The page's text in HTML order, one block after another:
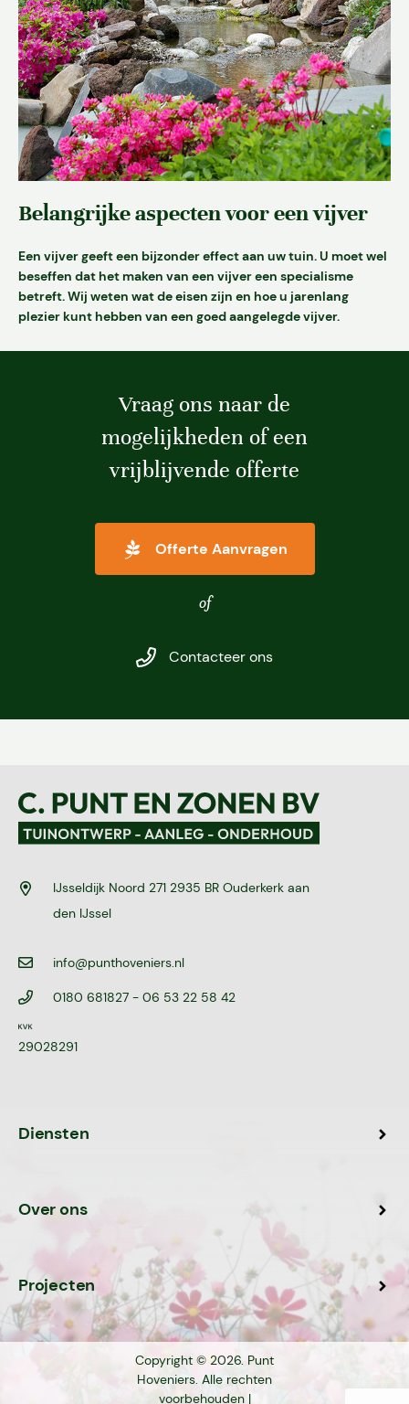
Diensten
Over ons
Vacatures
Contact
Belangrijke aspecten voor een vijver
Een vijver geeft een bijzonder effect aan uw tuin. U moet wel
beseffen dat het maken van een vijver een specialisme
betreft. Wij weten wat de eisen zijn en hoe u jarenlang
plezier kunt hebben van een goed aangelegde vijver.
Vraag ons naar de
mogelijkheden of een
vrijblijvende offerte
Offerte Aanvragen
of
Contacteer ons
IJsseldijk Noord 271 2935 BR Ouderkerk aan
den IJssel
info@punthoveniers.nl
0180 681827 - 06 53 22 58 42
29028291
Diensten
Over ons
Projecten
Copyright © 2026. Punt
Hoveniers. Alle rechten
voorbehouden |